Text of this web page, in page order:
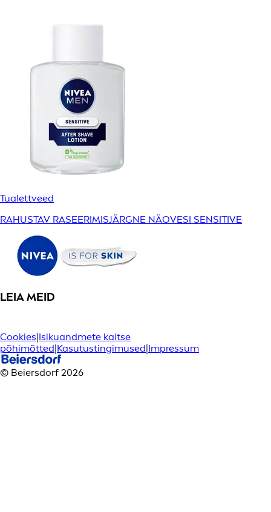
Tualettveed
RAHUSTAV RASEERIMISJÄRGNE NÄOVESI SENSITIVE
LEIA MEID
Cookies|Isikuandmete kaitse
põhimõtted|Kasutustingimused|Impressum
© Beiersdorf 2026